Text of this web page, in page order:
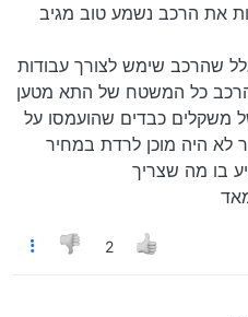
את הרכב נשמע טוב מגיב
שהרכב שימש לצורך עבודות
הרכב כל המשטח של התא מטען
משקלים כבדים שהועמסו על
לא היה מוכן לרדת במחיר
2